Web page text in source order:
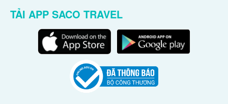
TẢI APP SACO TRAVEL